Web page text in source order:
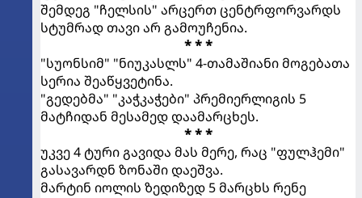
შემდეგ "ჩელსის" არცერთ ცენტრფორვარდს
სტუმრად თავი არ გამოუჩენია.
* * *
"სუონსიმ" "ნიუკასლს" 4-თამაშიანი მოგებათა
სერია შეაწყვეტინა.
"გედებმა" "კაჭკაჭები" პრემიერლიგის 5
მატჩიდან მესამედ დაამარცხეს.
* * *
უკვე 4 ტური გავიდა მას მერე, რაც "ფულჰემი"
გასავარდნ ზონაში დაეშვა.
მარტინ იოლის ზედიზედ 5 მარცხს რენე